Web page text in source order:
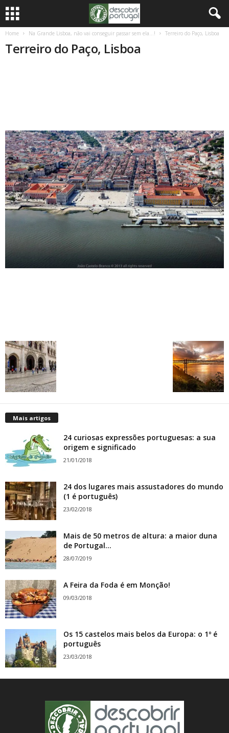
Home Na Grande Lisboa, não vai conseguir passar sem ela…! Terreiro do Paço, Lisboa
Terreiro do Paço, Lisboa
Mais artigos
24 curiosas expressões portuguesas: a sua
origem e significado
21/01/2018
24 dos lugares mais assustadores do mundo
(1 é português)
23/02/2018
Mais de 50 metros de altura: a maior duna
de Portugal...
28/07/2019
A Feira da Foda é em Monção!
09/03/2018
Os 15 castelos mais belos da Europa: o 1º é
português
23/03/2018